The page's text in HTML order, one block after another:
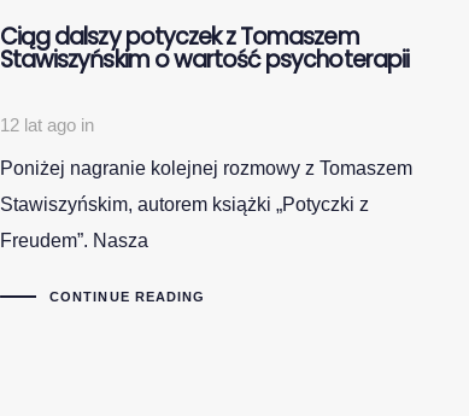
Ciąg dalszy potyczek z Tomaszem
Stawiszyńskim o wartość psychoterapii
12 lat ago in
Poniżej nagranie kolejnej rozmowy z Tomaszem
Stawiszyńskim, autorem książki „Potyczki z
Freudem”. Nasza
CONTINUE READING